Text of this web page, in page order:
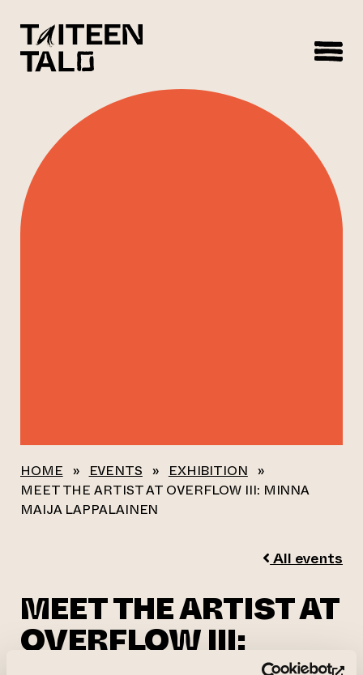
HOME » EVENTS » EXHIBITION »
MEET THE ARTIST AT OVERFLOW III: MINNA
MAIJA LAPPALAINEN
All events
MEET THE ARTIST AT
OVERFLOW III: